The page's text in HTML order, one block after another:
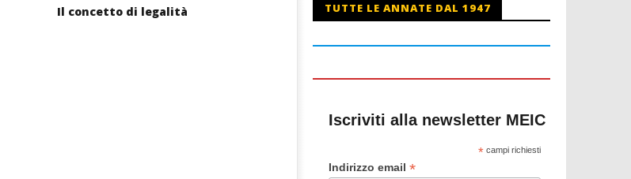
Il concetto di legalità TUTTE LE ANNATE DAL 1947
Iscriviti alla newsletter MEIC
* campi richiesti
Indirizzo email *